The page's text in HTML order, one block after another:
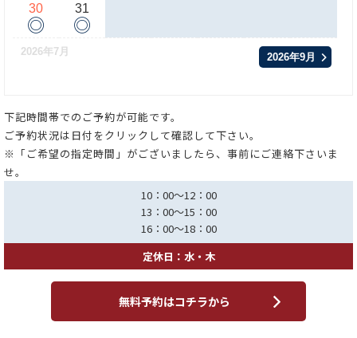
30
◎
31
◎
2026年7月 2026年9月
下記時間帯でのご予約が可能です。
ご予約状況は日付をクリックして確認して下さい。
※「ご希望の指定時間」がございましたら、事前にご連絡下さいま
せ。
10：00～12：00
13：00～15：00
16：00～18：00
定休日：水・木
無料予約はコチラから